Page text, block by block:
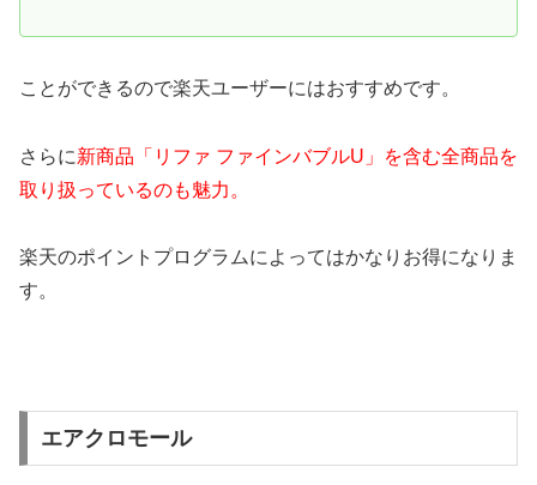
ことができるので楽天ユーザーにはおすすめです。
さらに新商品「リファ ファインバブルU」を含む全商品を
取り扱っているのも魅力。
楽天のポイントプログラムによってはかなりお得になりま
す。
エアクロモール